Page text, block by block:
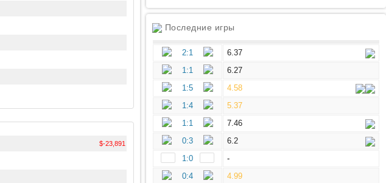
$-23,891
Последние игры
2:1
6.37
1:1
6.27
1:5
4.58
1:4
5.37
1:1
7.46
0:3
6.2
1:0
-
0:4
4.99